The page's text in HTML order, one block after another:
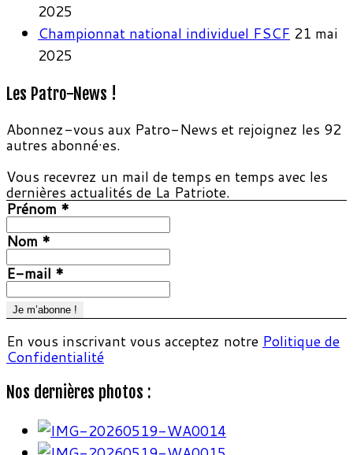
2025
Championnat national individuel FSCF 21 mai
2025
Les Patro-News !
Abonnez-vous aux Patro-News et rejoignez les 92
autres abonné·es.
Vous recevrez un mail de temps en temps avec les
dernières actualités de La Patriote.
Prénom *
Nom *
E-mail *
En vous inscrivant vous acceptez notre Politique de
Confidentialité
Nos dernières photos :